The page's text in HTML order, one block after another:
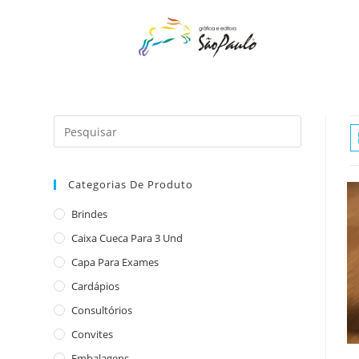
Categorias De Produto
Brindes
Caixa Cueca Para 3 Und
Capa Para Exames
Cardápios
Consultórios
Convites